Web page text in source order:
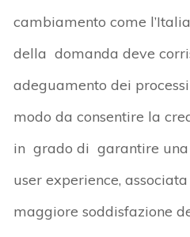
cambiamento come
della domanda deve
adeguamento dei
modo da consentire la
in grado di garantire
user experience,
maggiore soddisfazione